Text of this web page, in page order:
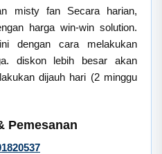
misty fan Secara harian,
harga win-win solution.
dengan cara melakukan
diskon lebih besar akan
dijauh hari (2 minggu
Pemesanan